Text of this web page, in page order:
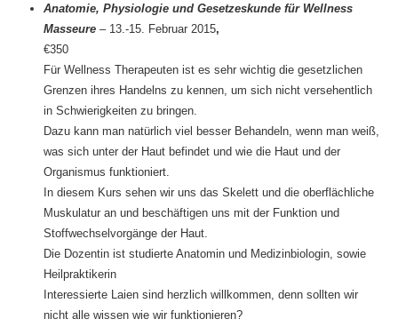
Anatomie, Physiologie und Gesetzeskunde für Wellness
Masseure – 13.-15. Februar 2015,
Für Wellness Therapeuten ist es sehr wichtig die gesetzlichen
Grenzen ihres Handelns zu kennen, um sich nicht versehentlich
in Schwierigkeiten zu bringen.
Dazu kann man natürlich viel besser Behandeln, wenn man weiß,
was sich unter der Haut befindet und wie die Haut und der
Organismus funktioniert.
In diesem Kurs sehen wir uns das Skelett und die oberflächliche
Muskulatur an und beschäftigen uns mit der Funktion und
Stoffwechselvorgänge der Haut.
Die Dozentin ist studierte Anatomin und Medizinbiologin, sowie
Heilpraktikerin
Interessierte Laien sind herzlich willkommen, denn sollten wir
nicht alle wissen wie wir funktionieren?